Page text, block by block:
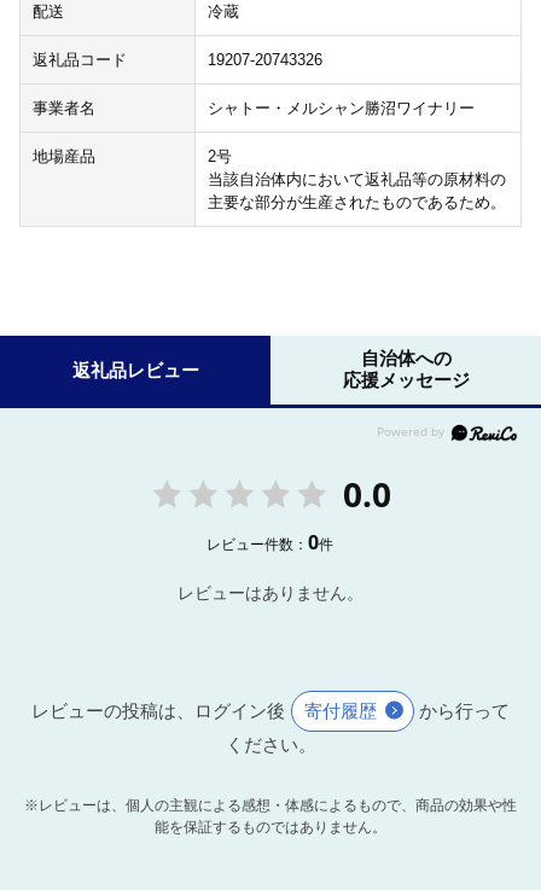
配送 冷蔵
返礼品コード 19207-20743326
事業者名 シャトー・メルシャン勝沼ワイナリー
地場産品
2号
当該自治体内において返礼品等の原材料の
主要な部分が生産されたものであるため。
返礼品レビュー
自治体への
応援メッセージ
0.0
レビュー件数：0件
レビューはありません。
レビューの投稿は、ログイン後 寄付履歴
から行って
ください。
※レビューは、個人の主観による感想・体感によるもので、商品の効果や性
能を保証するものではありません。